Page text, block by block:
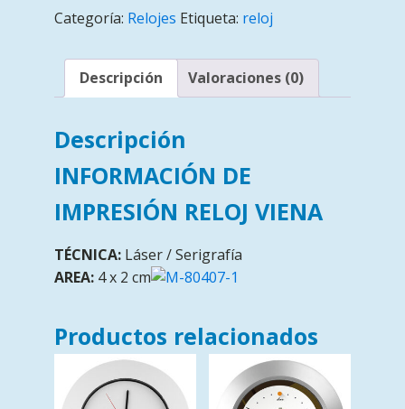
Categoría: Relojes Etiqueta: reloj
Descripción Valoraciones (0)
Descripción
INFORMACIÓN DE
IMPRESIÓN RELOJ VIENA
TÉCNICA: Láser / Serigrafía
AREA: 4 x 2 cm
Productos relacionados